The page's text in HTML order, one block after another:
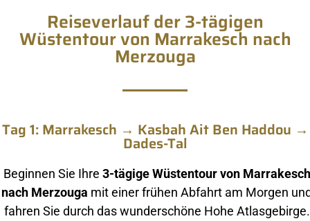
Reiseverlauf der 3-tägigen
Wüstentour von Marrakesch nach
Merzouga
Tag 1: Marrakesch → Kasbah Ait Ben Haddou →
Dades-Tal
Beginnen Sie Ihre 3-tägige Wüstentour von Marrakesch
nach Merzouga mit einer frühen Abfahrt am Morgen
fahren Sie durch das wunderschöne Hohe Atlasgebirge.